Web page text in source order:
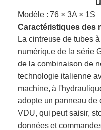
Modèle : 76 × 3A × 1S
Caractéristiques des
La cintreuse de tubes
numérique de la série
de la combinaison de
technologie italienne
machine, à
adopte un panneau de
VDU, qui peut saisir,
données et